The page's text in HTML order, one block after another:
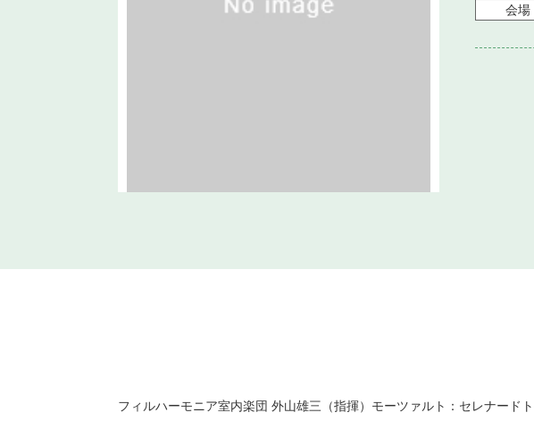
会場
フィルハーモニア室内楽団 外山雄三（指揮）モーツァルト：セレナー